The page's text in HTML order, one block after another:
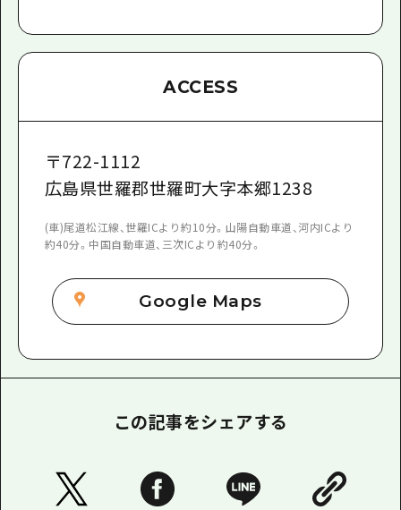
ACCESS
〒722-1112
広島県世羅郡世羅町大字本郷1238
(車)尾道松江線、世羅ICより約10分。山陽自動車道、河内ICより
約40分。中国自動車道、三次ICより約40分。
Google Maps
この記事をシェアする